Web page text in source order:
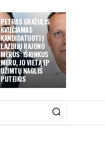
PETRAS GRAŽULIS
KVIEČIAMAS
KANDIDATUOTI Į
LAZDIJŲ RAJONO
MERUS: IŠRINKUS
MERU, JO VIETĄ EP
UŽIMTŲ NAGLIS
PUTEIKIS